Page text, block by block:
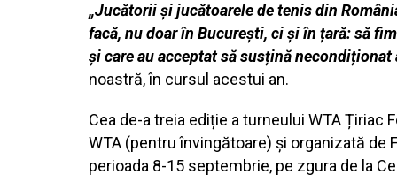
„Jucătorii și jucătoarele de tenis din
facă, nu doar în București, ci și în țară: să
și care au acceptat să susțină necondiționat
noastră, în cursul acestui an.
Cea de-a treia ediție a turneului WTA Țiriac
WTA (pentru învingătoare) și organizată de
perioada 8-15 septembrie, pe zgura de la